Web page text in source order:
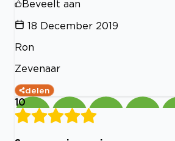
Beveelt aan
18 December 2019
Ron
Zevenaar
delen
10